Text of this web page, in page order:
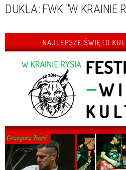
DUKLA: FWK "W KRAINIE